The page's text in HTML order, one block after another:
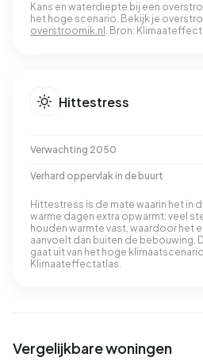
Kans en waterdiepte bij een
het hoge scenario. Bekijk je
overstroomik.nl . Bron:
Hittestress
Verwachting 2050
Verhard oppervlak in de buurt
Hittestress is de mate waarin het in
warme dagen extra opwarmt: veel
houden warmte vast, waardoor het
aanvoelt dan buiten de bebouwing.
gaat uit van het hoge
Klimaateffectatlas.
Vergelijkbare woningen